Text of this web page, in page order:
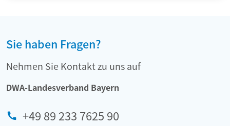
Sie haben Fragen?
Nehmen Sie Kontakt zu uns auf
DWA-Landesverband Bayern
+49 89 233 7625 90